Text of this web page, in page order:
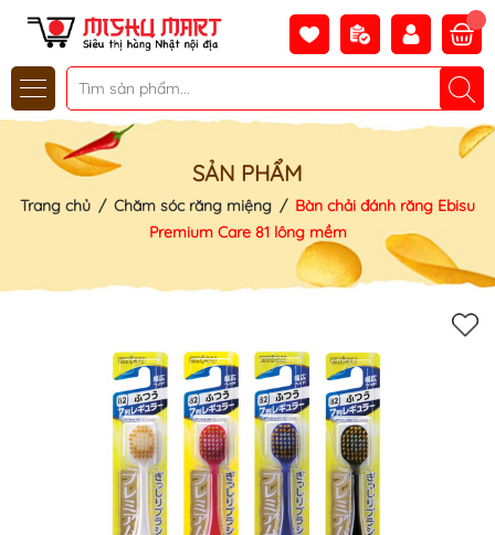
SẢN PHẨM
Trang chủ / Chăm sóc răng miệng / Bàn chải đánh răng Ebisu
Premium Care 81 lông mềm